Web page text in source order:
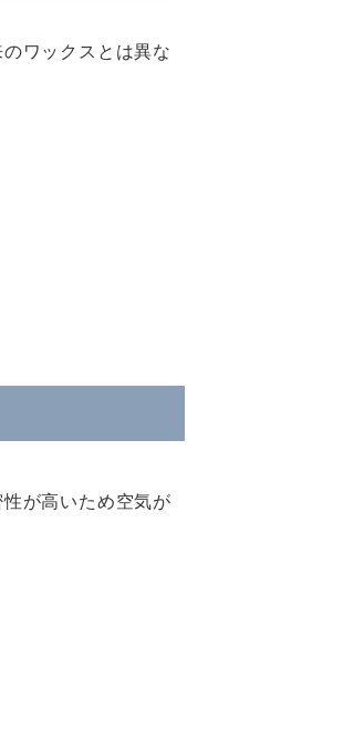
ワックスとは異な
が高いため空気が